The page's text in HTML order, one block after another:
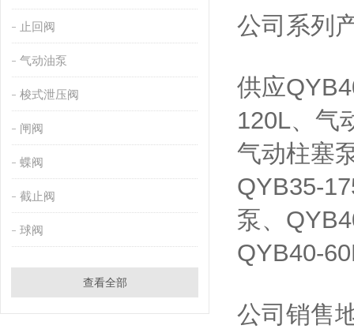
止回阀
气动油泵
梭式泄压阀
闸阀
蝶阀
截止阀
球阀
查看全部
公司系列
供应
120L、气
气动柱塞
QYB35-
泵、
QYB40-
公司销售